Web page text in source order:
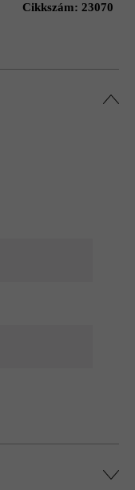
Cikkszám: 23070